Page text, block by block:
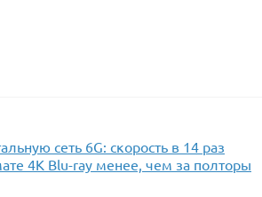
сеть 6G: скорость в 14 раз
4K Blu-ray менее, чем за полторы